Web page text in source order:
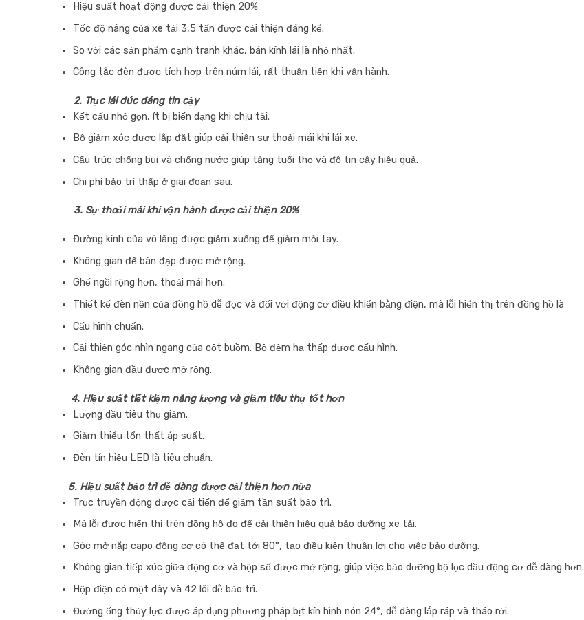
Hiệu suất hoạt động được cải thiện 20%
Tốc độ nâng của xe tải 3,5 tấn được cải thiện đáng kể.
So với các sản phẩm cạnh tranh khác, bán kính lái là nhỏ nhất.
Công tắc đèn được tích hợp trên núm lái, rất thuận tiện khi vận hành.
2. Trục lái đúc đáng tin cậy
Kết cấu nhỏ gọn, ít bị biến dạng khi chịu tải.
Bộ giảm xóc được lắp đặt giúp cải thiện sự thoải mái khi lái xe.
Cấu trúc chống bụi và chống nước giúp tăng tuổi thọ và độ tin cậy hiệu quả.
Chi phí bảo trì thấp ở giai đoạn sau.
3. Sự thoải mái khi vận hành được cải thiện 20%
Đường kính của vô lăng được giảm xuống để giảm mỏi tay.
Không gian để bàn đạp được mở rộng.
Ghế ngồi rộng hơn, thoải mái hơn.
Thiết kế đèn nền của đồng hồ dễ đọc và đối với động cơ điều khiển bằng điện, mã lỗi hiển thị trên đồng hồ là
Cấu hình chuẩn.
Cải thiện góc nhìn ngang của cột buồm. Bộ đệm hạ thấp được cấu hình.
Không gian đầu được mở rộng.
4. Hiệu suất tiết kiệm năng lượng và giảm tiêu thụ tốt hơn
Lượng dầu tiêu thụ giảm.
Giảm thiểu tổn thất áp suất.
Đèn tín hiệu LED là tiêu chuẩn.
5. Hiệu suất bảo trì dễ dàng được cải thiện hơn nữa
Trục truyền động được cải tiến để giảm tần suất bảo trì.
Mã lỗi được hiển thị trên đồng hồ đo để cải thiện hiệu quả bảo dưỡng xe tải.
Góc mở nắp capo động cơ có thể đạt tới 80°, tạo điều kiện thuận lợi cho việc bảo dưỡng.
Không gian tiếp xúc giữa động cơ và hộp số được mở rộng, giúp việc bảo dưỡng bộ lọc dầu động cơ dễ dàng hơn.
Hộp điện có một dây và 42 lõi dễ bảo trì.
Đường ống thủy lực được áp dụng phương pháp bịt kín hình nón 24°, dễ dàng lắp ráp và tháo rời.